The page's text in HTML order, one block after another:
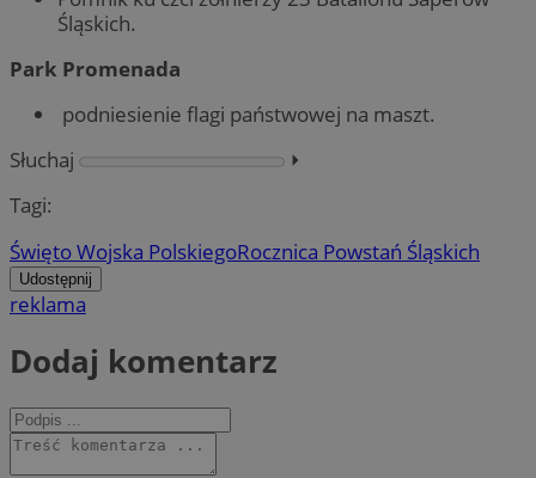
Śląskich.
Park Promenada
podniesienie flagi państwowej na maszt.
Słuchaj
⏵︎
Tagi:
Święto Wojska PolskiegoRocznica Powstań Śląskich
Udostępnij
reklama
Dodaj komentarz